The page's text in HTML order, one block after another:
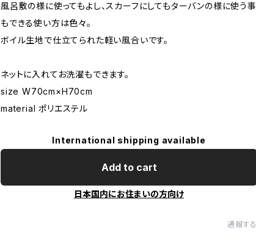
風呂敷の様に使ってもよし、スカーフにしてもターバンの様に使う事
もできる使い方は色々。
ボイル生地で仕立てられた軽い風合いです。
ネットに入れてお洗濯もできます。
size W70cm×H70cm
material ポリエステル
International shipping available
Add to cart
日本国内にお住まいの方向け
通報する